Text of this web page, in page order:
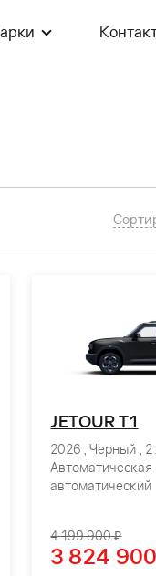
JETOUR T1
2026 , Черный , 2
автоматический
4 199 900 ₽
3 824 900